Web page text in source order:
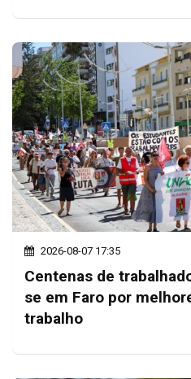
2026-08-07 17:35
Centenas de
se em Faro por
trabalho